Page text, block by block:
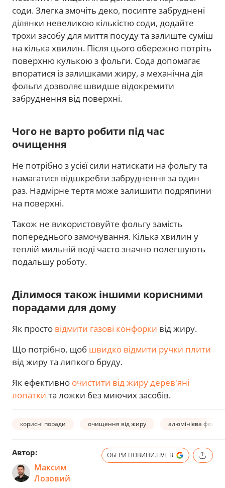
соди. Злегка змочіть деко, посипте забруднені
ділянки невеликою кількістю соди, додайте
трохи засобу для миття посуду та залиште суміш
на кілька хвилин. Після цього обережно потріть
поверхню кулькою з фольги. Сода допомагає
впоратися із залишками жиру, а механічна дія
фольги дозволяє швидше відокремити
забруднення від поверхні.
Чого не варто робити під час
очищення
Не потрібно з усієї сили натискати на фольгу та
намагатися відшкребти забруднення за один
раз. Надмірне тертя може залишити подряпини
на поверхні.
Також не використовуйте фольгу замість
попереднього замочування. Кілька хвилин у
теплій мильній воді часто значно полегшують
подальшу роботу.
Ділимося також іншими корисними
порадами для дому
Як просто відмити газові конфорки від жиру.
Що потрібно, щоб швидко відмити ручки плити
від жиру та липкого бруду.
Як ефективно очистити від жиру дерев'яні
лопатки та ложки без миючих засобів.
корисні поради очищення від жиру алюмінієва фольга
Автор:
Максим
Лозовий
ОБЕРИ НОВИНИ.LIVE В